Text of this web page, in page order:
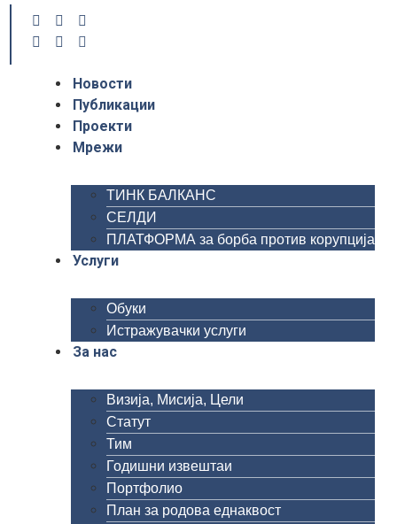
Новости
Публикации
Проекти
Мрежи
ТИНК БАЛКАНС
СЕЛДИ
ПЛАТФОРМА за борба против корупција
Услуги
Обуки
Истражувачки услуги
За нас
Визија, Мисија, Цели
Статут
Тим
Годишни извештаи
Портфолио
План за родова еднаквост